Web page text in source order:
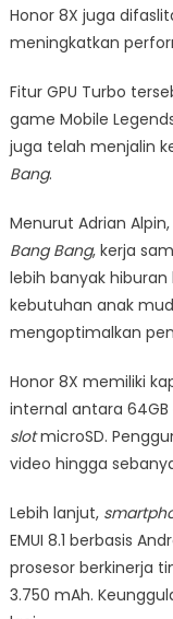
Honor 8X juga
meningkatkan
Fitur GPU Turbo
game Mobile
juga telah menjalin
Bang.
Menurut Adrian
Bang Bang, kerja
lebih banyak
kebutuhan anak
mengoptimalkan
Honor 8X memiliki
internal antara 64GB
slotmicroSD.
video hingga
Lebih lanjut,
EMUI 8.1 berbasis
prosesor berkinerja
3.750 mAh.